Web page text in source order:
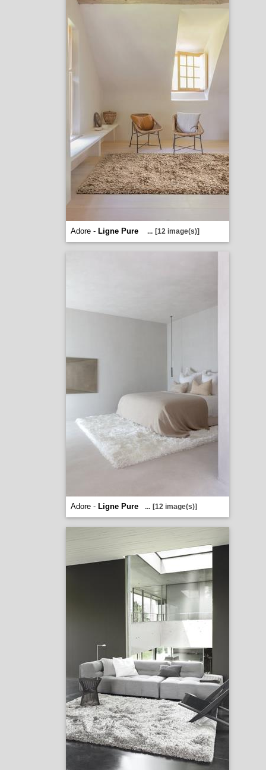
Adore - Ligne Pure ... [12 image(s)]
Adore - Ligne Pure ... [12 image(s)]